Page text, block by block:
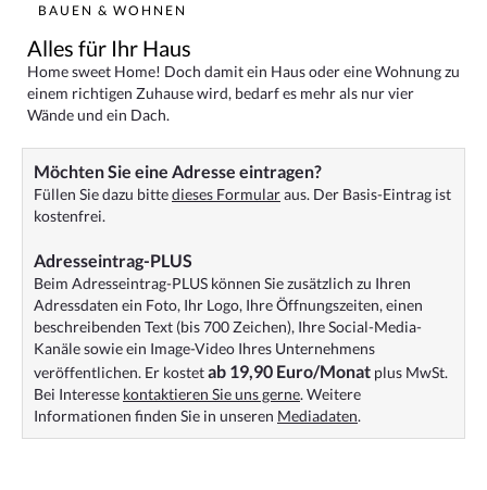
BAUEN & WOHNEN
Alles für Ihr Haus
Home sweet Home! Doch damit ein Haus oder eine Wohnung zu
einem richtigen Zuhause wird, bedarf es mehr als nur vier
Wände und ein Dach.
Möchten Sie eine Adresse eintragen?
Füllen Sie dazu bittedieses Formularaus. Der Basis-Eintrag ist
kostenfrei.
Adresseintrag-PLUS
Beim Adresseintrag-PLUS können Sie zusätzlich zu Ihren
Adressdaten ein Foto, Ihr Logo, Ihre Öffnungszeiten, einen
beschreibenden Text (bis 700 Zeichen), Ihre Social-Media-
Kanäle sowie ein Image-Video Ihres Unternehmens
veröffentlichen. Er kostetab 19,90 Euro/Monat plus MwSt.
Bei Interesse kontaktieren Sie uns gerne. Weitere
Informationen finden Sie in unseren Mediadaten.